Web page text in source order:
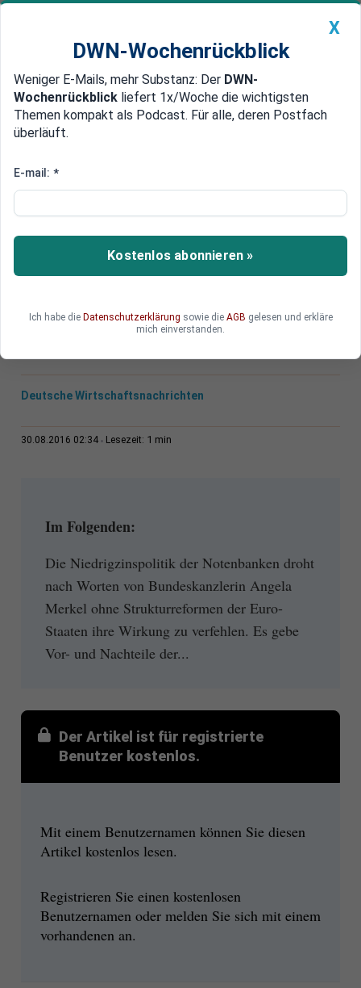
Newsticker MEIN DWN: Geldanlage Premium
Edelmetalle DWN-Magazin China
EZB drosselt Anleihen-Käufe
Merkel räumt Gefahren für
Sparer durch EZB-Politik ein
Bundeskanzlerin Merkel hat erstmals vor den
ihre Ankäufe im Sommer leicht gedrosselt.
Deutsche Wirtschaftsnachrichten
30.08.2016 02:34 Lesezeit: 1 min
Im Folgenden:
Die Niedrigzinspolitik der Notenbanken droht
nach Worten von Bundeskanzlerin Angela
Merkel ohne Strukturreformen der Euro-
Staaten ihre Wirkung zu verfehlen. Es gebe
Vor- und Nachteile der...
Der Artikel ist für registrierte
Benutzer kostenlos.
Mit einem Benutzernamen können Sie diesen
Artikel kostenlos lesen.
Registrieren Sie einen kostenlosen
Benutzernamen oder melden Sie sich mit einem
vorhandenen an.
X
DWN-Wochenrückblick
Weniger E-Mails, mehr Substanz: Der DWN-
Wochenrückblick liefert 1x/Woche die wichtigsten
Themen kompakt als Podcast. Für alle, deren Postfach
überläuft.
E-mail: *
Kostenlos abonnieren »
Ich habe die Datenschutzerklärung sowie die AGB gelesen und erkläre
mich einverstanden.